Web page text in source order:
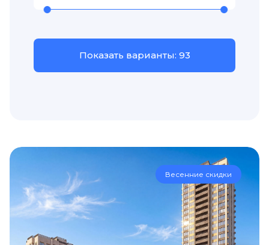
Показать варианты: 93
Весенние скидки